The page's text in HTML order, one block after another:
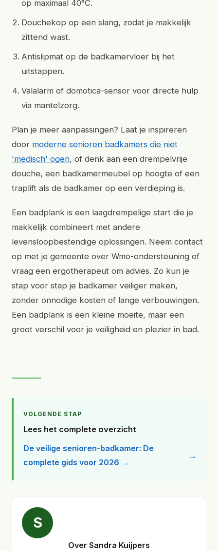
op maximaal 40°C.
Douchekop op een slang, zodat je makkelijk
zittend wast.
Antislipmat op de badkamervloer bij het
uitstappen.
Valalarm of domotica-sensor voor directe hulp
via mantelzorg.
Plan je meer aanpassingen? Laat je inspireren
door moderne senioren badkamers die niet
'medisch' ogen, of denk aan een drempelvrije
douche, een badkamermeubel op hoogte of een
traplift als de badkamer op een verdieping is.
Een badplank is een laagdrempelige start die je
makkelijk combineert met andere
levensloopbestendige oplossingen. Neem contact
op met je gemeente over Wmo-ondersteuning of
vraag een ergotherapeut om advies. Zo kun je
stap voor stap je badkamer veiliger maken,
zonder onnodige kosten of lange verbouwingen.
Een badplank is een kleine moeite, maar een
groot verschil voor je veiligheid en plezier in bad.
VOLGENDE STAP
Lees het complete overzicht
De veilige senioren-badkamer: De
complete gids voor 2026 →
S
Over Sandra Kuijpers